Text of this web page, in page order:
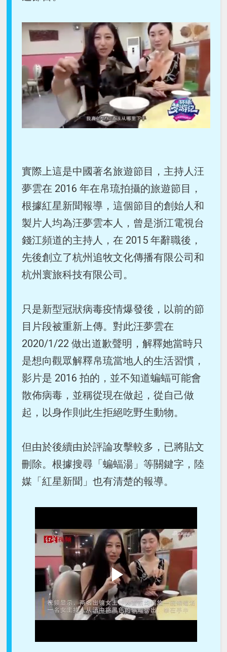
實際上這是中國著名旅遊節目，主持人汪
夢雲在 2016 年在帛琉拍攝的旅遊節目，
根據紅星新聞報導，這個節目的創始人和
製片人均為汪夢雲本人，曾是浙江電視台
錢江頻道的主持人，在 2015 年辭職後，
先後創立了杭州追牧文化傳播有限公司和
杭州寰旅科技有限公司。
只是新型冠狀病毒疫情爆發後，以前的節
目片段被重新上傳。對此汪夢雲在
2020/1/22 做出道歉聲明，解釋她當時只
是想向觀眾解釋帛琉當地人的生活習慣，
影片是 2016 拍的，並不知道蝙蝠可能會
散佈病毒，並稱從現在做起，從自己做
起，以身作則此生拒絕吃野生動物。
但由於後續由於評論攻擊較多，已將貼文
刪除。根據搜尋「蝙蝠湯」等關鍵字，陸
媒「紅星新聞」也有清楚的報導。